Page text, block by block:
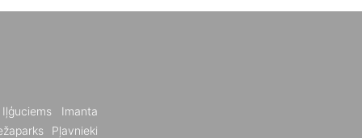
Iļģuciems
Imanta
Pļavnieki